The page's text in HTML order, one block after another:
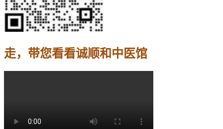
走，带您看看诚顺和中医馆